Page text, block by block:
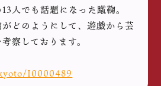
人でも話題になった蹴鞠。
どのようにして、遊戯から芸
察しております。
I0000489